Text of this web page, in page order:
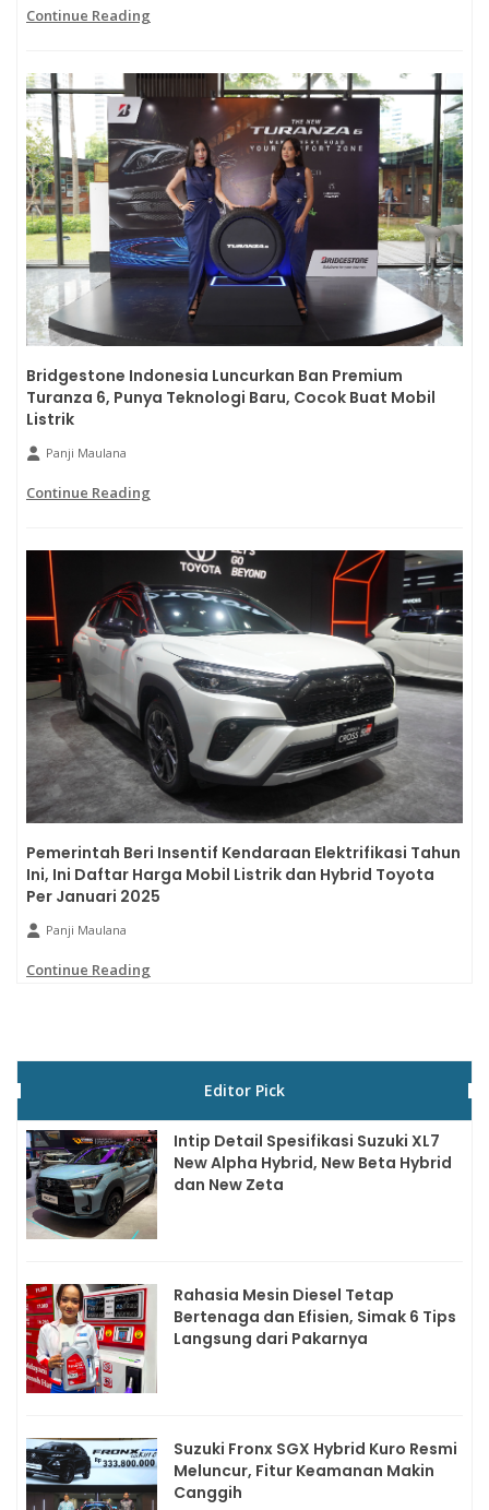
Continue Reading
Bridgestone Indonesia Luncurkan Ban Premium
Turanza 6, Punya Teknologi Baru, Cocok Buat Mobil
Listrik
Panji Maulana
Continue Reading
Pemerintah Beri Insentif Kendaraan Elektrifikasi Tahun
Ini, Ini Daftar Harga Mobil Listrik dan Hybrid Toyota
Per Januari 2025
Panji Maulana
Continue Reading
Editor Pick
Intip Detail Spesifikasi Suzuki XL7
New Alpha Hybrid, New Beta Hybrid
dan New Zeta
Rahasia Mesin Diesel Tetap
Bertenaga dan Efisien, Simak 6 Tips
Langsung dari Pakarnya
Suzuki Fronx SGX Hybrid Kuro Resmi
Meluncur, Fitur Keamanan Makin
Canggih